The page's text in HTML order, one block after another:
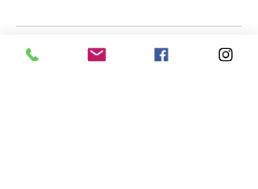
Kontaktuppgifter